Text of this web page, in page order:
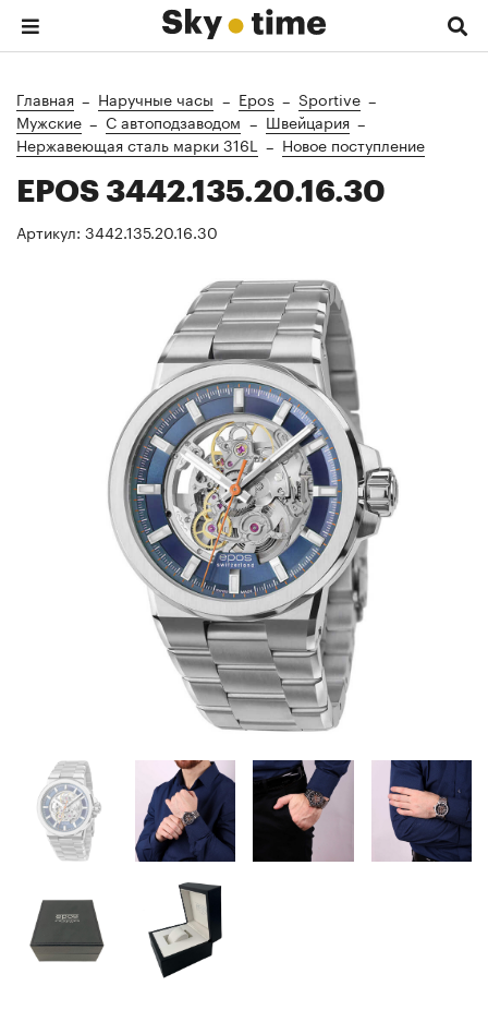
Главная Наручные часы Epos
Sportive
Мужские
C автоподзаводом
Швейцария
Нержавеющая сталь марки 316L
Новое поступление
EPOS 3442.135.20.16.30
Артикул: 3442.135.20.16.30